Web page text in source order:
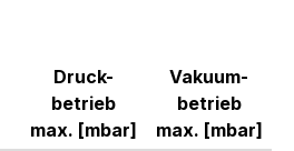
Druck-
betrieb
max. [mbar]
Vakuum-
betrieb
max. [mbar]